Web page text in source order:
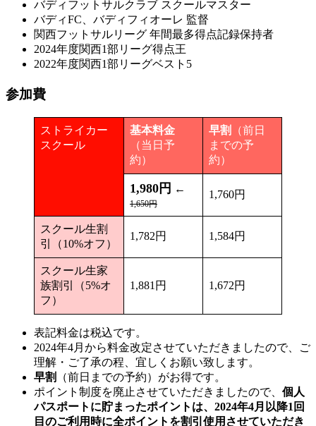
バディフットサルクラブ スクールマスター
バディFC、バディフィオーレ 監督
関西フットサルリーグ 年間最多得点記録保持者
2024年度関西1部リーグ得点王
2022年度関西1部リーグベスト5
参加費
ストライカー
スクール
基本料金
（当日予
約）
早割
（前日
までの予
約）
1,980円 ←
1,650円
1,760円
スクール生割
引（10%オフ）
1,782円 1,584円
スクール生家
族割引（5%オ
フ）
1,881円 1,672円
表記料金は税込です。
2024年4月から料金改定させていただきましたので、ご
理解・ご了承の程、宜しくお願い致します。
早割
（前日までの予約）がお得です。
ポイント制度を廃止させていただきましたので、 個人
パスポートに貯まったポイントは、2024年4月以降1回
目のご利用時に全ポイントを割引使用させていただき